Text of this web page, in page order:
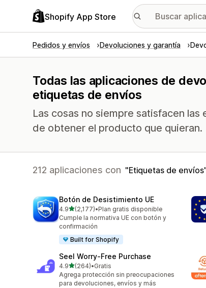
Shopify App Store
Pedidos y envíos Devoluciones y garantía
Todas las aplicaciones de
etiquetas de envíos
Las cosas no siempre satisfacen
de obtener el producto que quieran.
212 aplicaciones con Etiquetas de envíos
Botón de Desistimiento UE
4.9de 5 estrellas
(2,177)
2177 reseñas en total
•Plan gratis disponible
Cumple la normativa UE con botón y
confirmación
Built for Shopify
Seel Worry‑Free Purchase
4.9de 5 estrellas
(264)
264 reseñas en total
•Gratis
Agrega protección sin preocupaciones
para devoluciones, envíos y más